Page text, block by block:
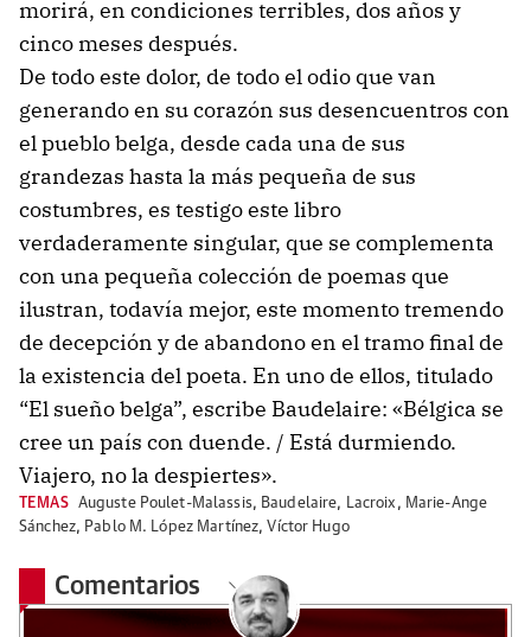
morirá, en condiciones terribles, dos años y
cinco meses después.
De todo este dolor, de todo el odio que van
generando en su corazón sus desencuentros con
el pueblo belga, desde cada una de sus
grandezas hasta la más pequeña de sus
costumbres, es testigo este libro
verdaderamente singular, que se complementa
con una pequeña colección de poemas que
ilustran, todavía mejor, este momento tremendo
de decepción y de abandono en el tramo final de
la existencia del poeta. En uno de ellos, titulado
“El sueño belga”, escribe Baudelaire: «Bélgica se
cree un país con duende. / Está durmiendo.
Viajero, no la despiertes».
TEMAS Auguste Poulet-Malassis, Baudelaire, Lacroix , Marie-Ange
Sánchez, Pablo M. López Martínez,Víctor Hugo
Comentarios